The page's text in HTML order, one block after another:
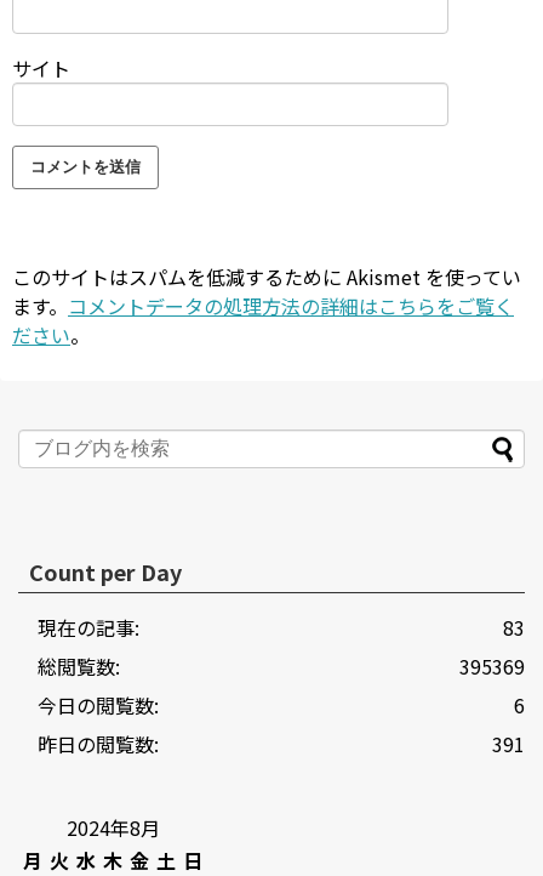
サイト
このサイトはスパムを低減するために Akismet を使ってい
ます。 コメントデータの処理方法の詳細はこちらをご覧く
ださい。
Count per Day
83
現在の記事:
395369
総閲覧数:
6
今日の閲覧数:
391
昨日の閲覧数:
2024年8月
月 火 水 木 金 土 日